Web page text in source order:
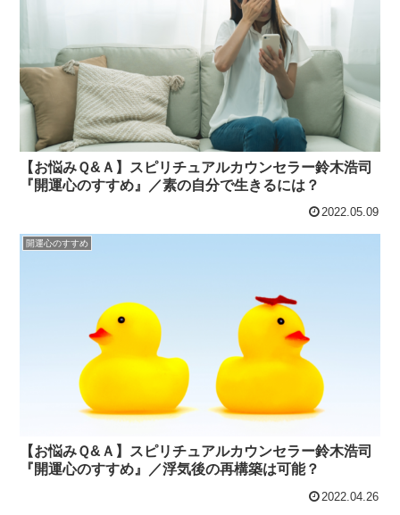
【お悩みＱ&Ａ】スピリチュアルカウンセラー鈴木浩司
『開運心のすすめ』／素の自分で生きるには？
2022.05.09
開運心のすすめ
【お悩みＱ&Ａ】スピリチュアルカウンセラー鈴木浩司
『開運心のすすめ』／浮気後の再構築は可能？
2022.04.26